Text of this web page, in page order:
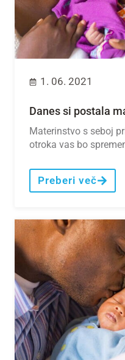
1. 06. 2021
Danes si postala
Materinstvo s seboj
otroka vas bo
Preberi več